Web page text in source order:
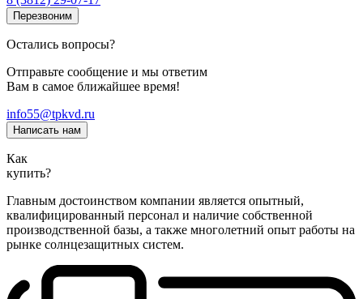
Перезвоним
Остались вопросы?
Отправьте сообщение и мы ответим
Вам в самое ближайшее время!
info55@tpkvd.ru
Написать нам
Как
купить?
Главным достоинством компании является опытный,
квалифицированный персонал и наличие собственной
производственной базы, а также многолетний опыт работы на
рынке солнцезащитных систем.